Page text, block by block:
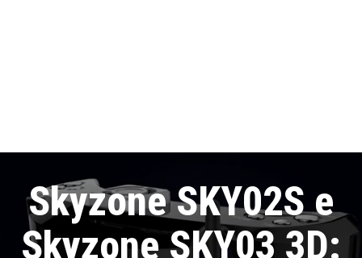
Skyzone SKY02S e
Skyzone SKY03 3D: